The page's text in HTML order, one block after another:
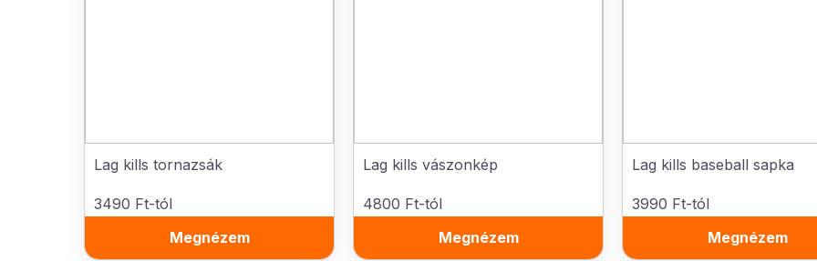
Lag kills tornazsák
3490 Ft-tól
Megnézem
Lag kills vászonkép
4800 Ft-tól
Megnézem
Lag kills baseball sapka
3990 Ft-tól
Megnézem